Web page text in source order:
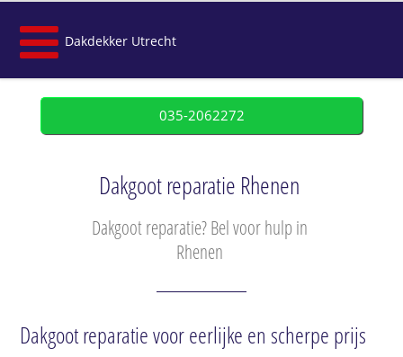
Dakdekker Utrecht
035-2062272
Dakgoot reparatie Rhenen
Dakgoot reparatie? Bel voor hulp in
Rhenen
Dakgoot reparatie voor eerlijke en scherpe prijs